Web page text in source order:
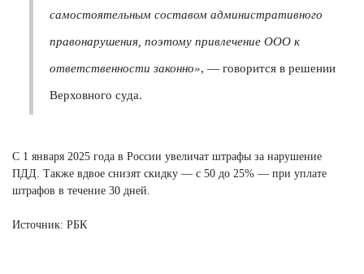
самостоятельным составом административного
правонарушения, поэтому привлечение ООО к
ответственности законно», — говорится в решении
Верховного суда.
С 1 января 2025 года в России увеличат штрафы за нарушение
ПДД. Также вдвое снизят скидку — с 50 до 25% — при уплате
штрафов в течение 30 дней.
Источник: РБК